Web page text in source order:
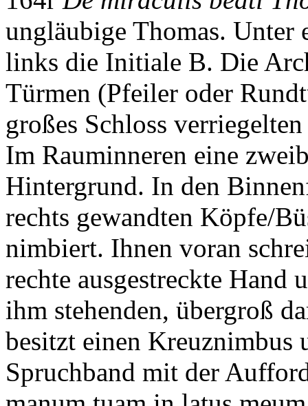
ungläubige Thomas.
links die Initiale B. Die
Türmen (Pfeiler oder
großes Schloss
Im Rauminneren eine
Hintergrund. In den
rechts gewandten Köpfe/
nimbiert. Ihnen voran
rechte ausgestreckte Hand
ihm stehenden, übergroß
besitzt einen
Spruchband mit der